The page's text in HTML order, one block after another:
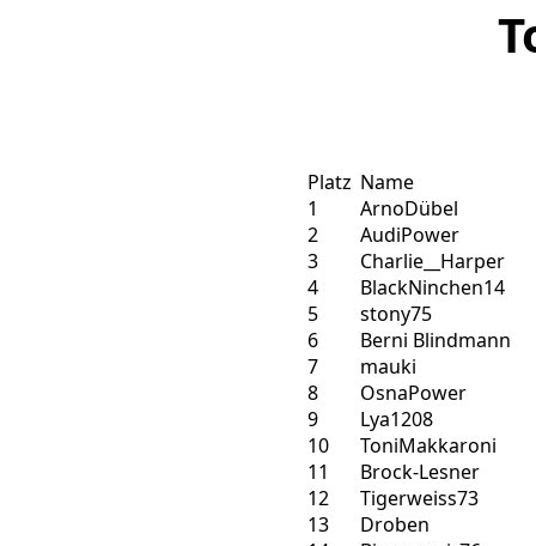
Platz Name
1
ArnoDübel
2
AudiPower
3
Charlie__Harper
4
BlackNinchen14
5
stony75
6
Berni Blindmann
7
mauki
8
OsnaPower
9
Lya1208
10
ToniMakkaroni
11
Brock-Lesner
12
Tigerweiss73
13
Droben